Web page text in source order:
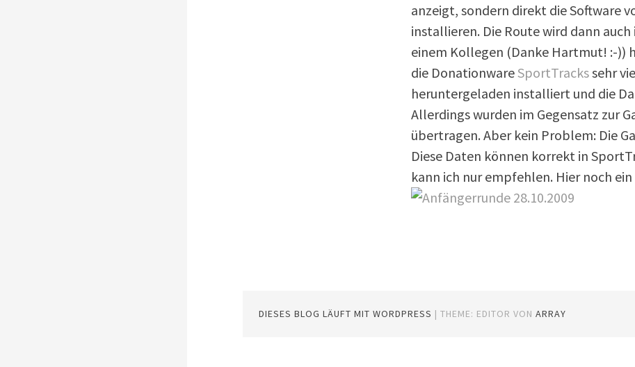
anzeigt, sondern direkt die Software
installieren. Die Route wird dann
einem Kollegen (Danke Hartmut! :-))
die DonationwareSportTrackssehr
heruntergeladen installiert und die
Allerdings wurden im Gegensatz zur
übertragen. Aber kein Problem: Die
Diese Daten können korrekt in
kann ich nur empfehlen. Hier noch
DIESES BLOG LÄUFT MIT WORDPRESS |THEME: EDITOR VONARRAY